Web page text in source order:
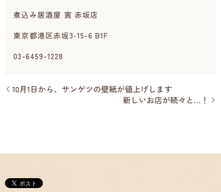
煮込み居酒屋 寅 赤坂店
東京都港区赤坂3-15-6 B1F
03-6459-1228
10月1日から、サンゲツの壁紙が値上げします
新しいお店が続々と…！